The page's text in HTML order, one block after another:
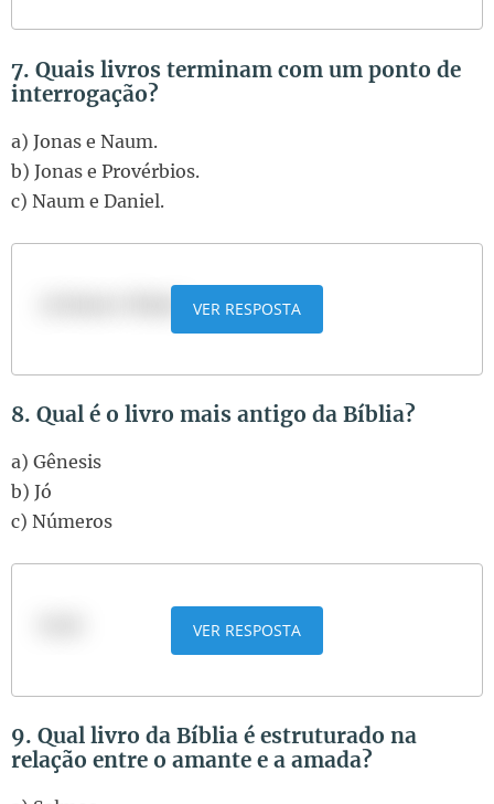
7. Quais livros terminam com um ponto de
interrogação?
a) Jonas e Naum.
b) Jonas e Provérbios.
c) Naum e Daniel.
VER RESPOSTA
8. Qual é o livro mais antigo da Bíblia?
a) Gênesis
b) Jó
c) Números
VER RESPOSTA
9. Qual livro da Bíblia é estruturado na
relação entre o amante e a amada?